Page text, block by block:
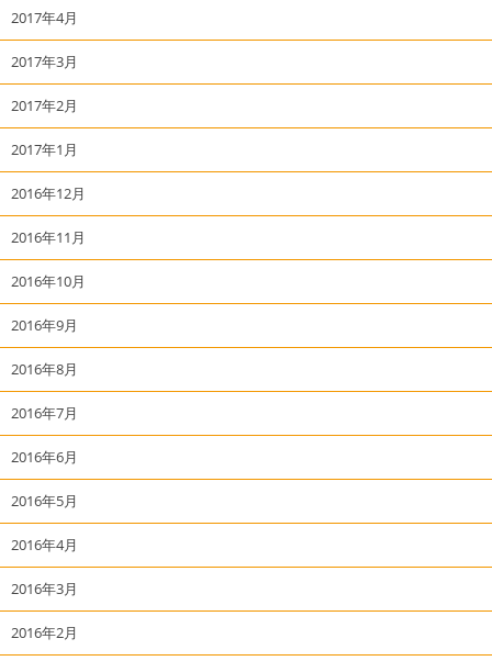
2017年4月
2017年3月
2017年2月
2017年1月
2016年12月
2016年11月
2016年10月
2016年9月
2016年8月
2016年7月
2016年6月
2016年5月
2016年4月
2016年3月
2016年2月